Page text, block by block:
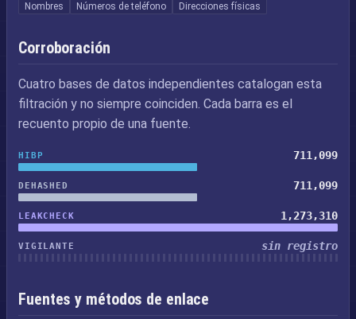
Nombres
Números de teléfono Direcciones físicas
Corroboración
Cuatro bases de datos independientes catalogan esta
filtración y no siempre coinciden. Cada barra es el
recuento propio de una fuente.
HIBP 711,099
DEHASHED 711,099
LEAKCHECK 1,273,310
VIGILANTE sin registro
Fuentes y métodos de enlace